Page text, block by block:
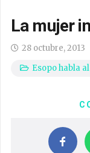
La mujer
28 octubre, 2013
Esopo habla